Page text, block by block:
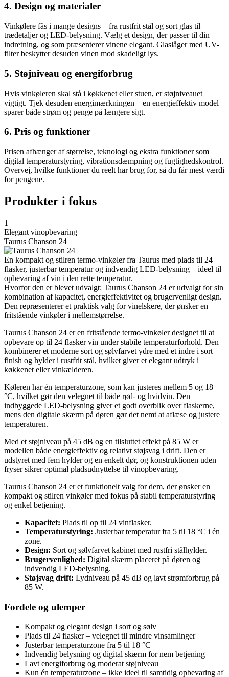
4. Design og materialer
Vinkølere fås i mange designs – fra rustfrit stål og sort glas til
trædetaljer og LED-belysning. Vælg et design, der passer til din
indretning, og som præsenterer vinene elegant. Glaslåger med UV-
filter beskytter desuden vinen mod skadeligt lys.
5. Støjniveau og energiforbrug
Hvis vinkøleren skal stå i køkkenet eller stuen, er støjniveauet
vigtigt. Tjek desuden energimærkningen – en energieffektiv model
sparer både strøm og penge på længere sigt.
6. Pris og funktioner
Prisen afhænger af størrelse, teknologi og ekstra funktioner som
digital temperaturstyring, vibrationsdæmpning og fugtighedskontrol.
Overvej, hvilke funktioner du reelt har brug for, så du får mest værdi
for pengene.
Produkter i fokus
1
Elegant vinopbevaring
Taurus Chanson 24
En kompakt og stilren termo-vinkøler fra Taurus med plads til 24
flasker, justerbar temperatur og indvendig LED-belysning – ideel til
opbevaring af vin i den rette temperatur.
Hvorfor den er blevet udvalgt: Taurus Chanson 24 er udvalgt for sin
kombination af kapacitet, energieffektivitet og brugervenligt design.
Den repræsenterer et praktisk valg for vinelskere, der ønsker en
fritstående vinkøler i mellemstørrelse.
Taurus Chanson 24 er en fritstående termo-vinkøler designet til at
opbevare op til 24 flasker vin under stabile temperaturforhold. Den
kombinerer et moderne sort og sølvfarvet ydre med et indre i sort
finish og hylder i rustfrit stål, hvilket giver et elegant udtryk i
køkkenet eller vinkælderen.
Køleren har én temperaturzone, som kan justeres mellem 5 og 18
°C, hvilket gør den velegnet til både rød- og hvidvin. Den
indbyggede LED-belysning giver et godt overblik over flaskerne,
mens den digitale skærm på døren gør det nemt at aflæse og justere
temperaturen.
Med et støjniveau på 45 dB og en tilsluttet effekt på 85 W er
modellen både energieffektiv og relativt støjsvag i drift. Den er
udstyret med fem hylder og en enkelt dør, og konstruktionen uden
fryser sikrer optimal pladsudnyttelse til vinopbevaring.
Taurus Chanson 24 er et funktionelt valg for dem, der ønsker en
kompakt og stilren vinkøler med fokus på stabil temperaturstyring
og enkel betjening.
Kapacitet: Plads til op til 24 vinflasker.
Temperaturstyring: Justerbar temperatur fra 5 til 18 °C i én
zone.
Design: Sort og sølvfarvet kabinet med rustfri stålhylder.
Brugervenlighed: Digital skærm placeret på døren og
indvendig LED-belysning.
Støjsvag drift: Lydniveau på 45 dB og lavt strømforbrug på
85 W.
Fordele og ulemper
Kompakt og elegant design i sort og sølv
Plads til 24 flasker – velegnet til mindre vinsamlinger
Justerbar temperaturzone fra 5 til 18 °C
Indvendig belysning og digital skærm for nem betjening
Lavt energiforbrug og moderat støjniveau
Kun én temperaturzone – ikke ideel til samtidig opbevaring af